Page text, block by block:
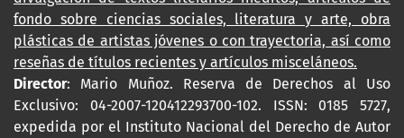
fondo sobre ciencias sociales, literatura y arte, obra
plásticas de artistas jóvenes o con trayectoria, así como
reseñas de títulos recientes y artículos misceláneos.
Director: Mario Muñoz. Reserva de Derechos al Uso
Exclusivo: 04-2007-120412293700-102. ISSN: 0185 5727,
expedida por el Instituto Nacional del Derecho de Autor